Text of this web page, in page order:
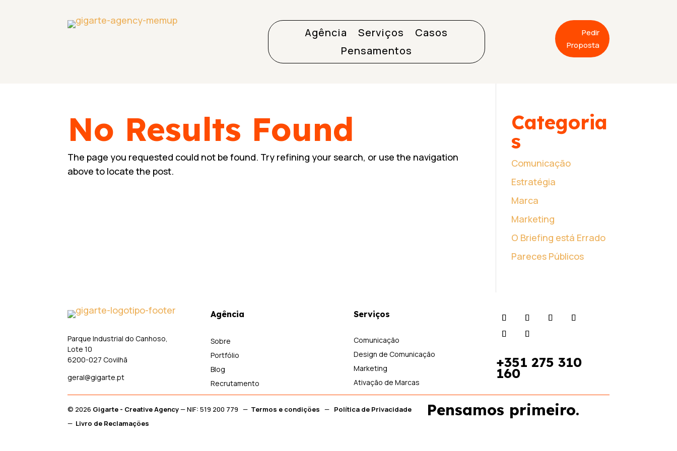
Agência Serviços
Casos
Pensamentos
Pedir
Proposta
No Results Found
The page you requested could not be found. Try refining your search, or use the navigation
above to locate the post.
Categoria
s
Comunicação
Estratégia
Marca
Marketing
O Briefing está Errado
Pareces Públicos
Parque Industrial do Canhoso,
Lote 10
6200-027 Covilhã
geral@gigarte.pt
Agência
Sobre
Portfólio
Blog
Recrutamento
Serviços
Comunicação
Design de Comunicação
Marketing
Ativação de Marcas
+351275 310
160
© 2026 Gigarte - Creative Agency— NIF: 519 200 779 — Termos e condições — Política de Privacidade
— Livro de Reclamações
Pensamos primeiro.